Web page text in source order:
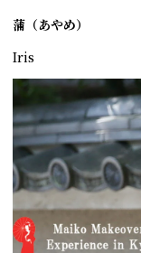
蒲（あやめ）
Iris